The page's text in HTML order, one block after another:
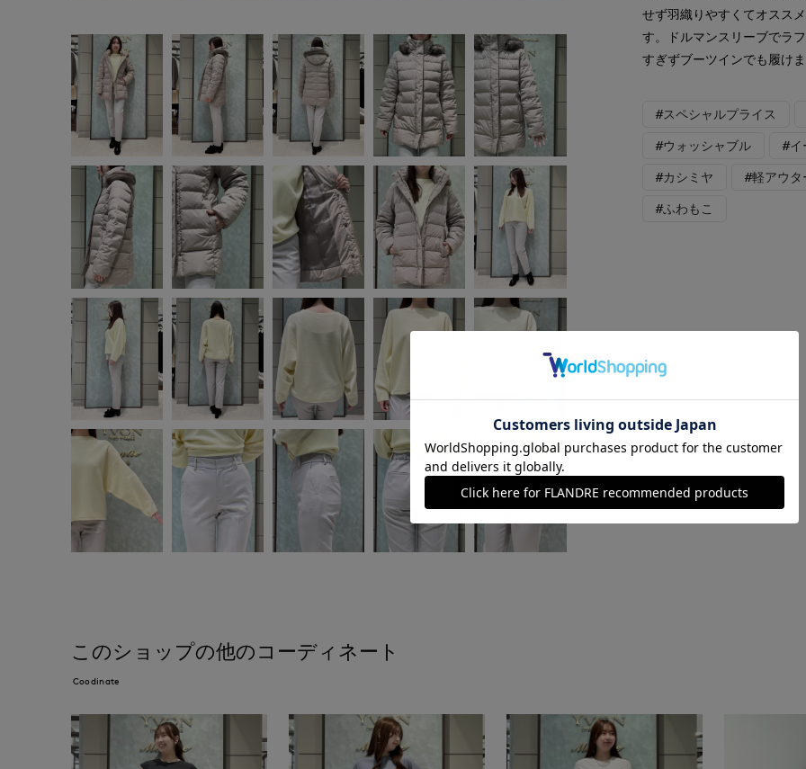
せず羽織りやすくてオスス
す。ドルマンスリーブでラ
すぎずブーツインでも履け
#スペシャルプライス
#ウォッシャブル #イ
#カシミヤ #軽アウタ
#ふわもこ
このショップの他のコーディネート
Coodinate